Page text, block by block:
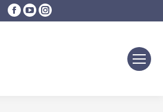
Facebook
page
YouTube
page
Instagram
page